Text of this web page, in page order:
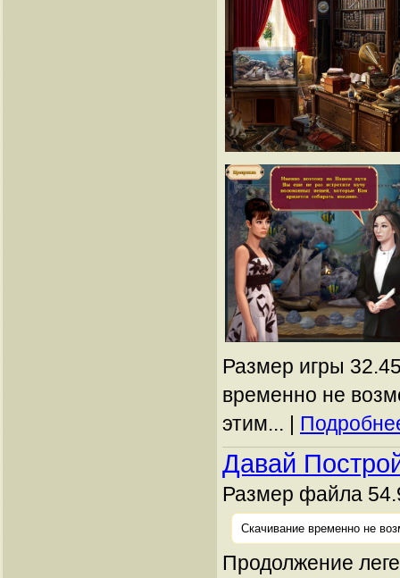
Размер игры
временно не
этим... |
Давай
Размер файла
Скачивание временно не
Продолжение